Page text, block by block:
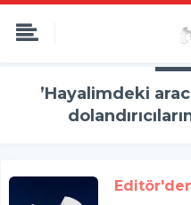
’Hayalimdeki